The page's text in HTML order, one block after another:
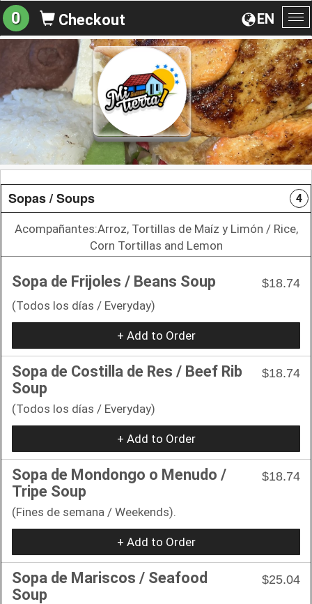
EN
0 Checkout
Sopas / Soups 4
Acompañantes:Arroz, Tortillas de Maíz y Limón / Rice,
Corn Tortillas and Lemon
Sopa de Frijoles / Beans Soup
$18.74
(Todos los días / Everyday)
+ Add to Order
Sopa de Costilla de Res / Beef Rib
Soup
$18.74
(Todos los días / Everyday)
+ Add to Order
Sopa de Mondongo o Menudo /
Tripe Soup
$18.74
(Fines de semana / Weekends).
+ Add to Order
Sopa de Mariscos / Seafood
Soup
$25.04